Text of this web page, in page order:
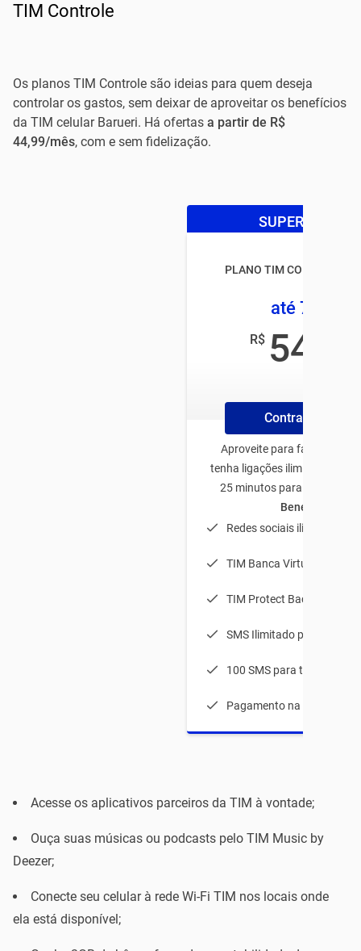
TIM Controle
Os planos TIM Controle são ideias para quem deseja
controlar os gastos, sem deixar de aproveitar os benefícios
da TIM celular Barueri. Há ofertas a partir de R$
44,99/mês, com e sem fidelização.
SUPER OFERTA
PLANO TIM CONTROLE
até 7,5GB
R$ 54
Contrate Online
Aproveite para fazer plano
tenha ligações ilimitadas de
25 minutos para outras
Benefícios:
Redes sociais ilimitadas;
TIM Banca Virtual
TIM Protect Backup 5GB
SMS Ilimitado para TIM
100 SMS para todas as
Pagamento na fatura
Acesse os aplicativos parceiros da TIM à vontade;
Ouça suas músicas ou podcasts pelo TIM Music by
Deezer;
Conecte seu celular à rede Wi-Fi TIM nos locais onde
ela está disponível;